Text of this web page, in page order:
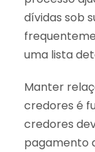
dívidas sob
uma lista
Manter
credores é
credores
pagamento